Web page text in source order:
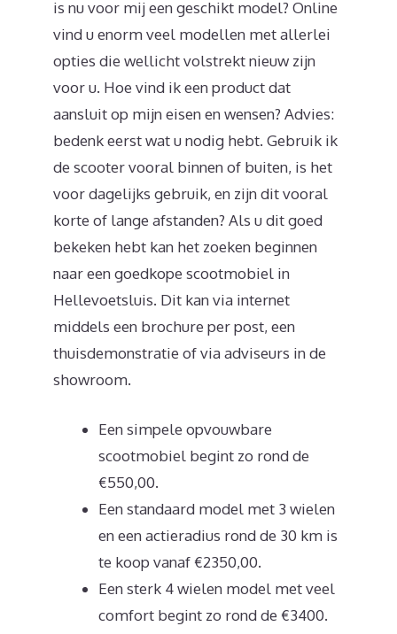
is nu voor mij een geschikt model? Online
vind u enorm veel modellen met allerlei
opties die wellicht volstrekt nieuw zijn
voor u. Hoe vind ik een product dat
aansluit op mijn eisen en wensen? Advies:
bedenk eerst wat u nodig hebt. Gebruik ik
de scooter vooral binnen of buiten, is het
voor dagelijks gebruik, en zijn dit vooral
korte of lange afstanden? Als u dit goed
bekeken hebt kan het zoeken beginnen
naar een goedkope scootmobiel in
Hellevoetsluis. Dit kan via internet
middels een brochure per post, een
thuisdemonstratie of via adviseurs in de
showroom.
Een simpele opvouwbare
scootmobiel begint zo rond de
€550,00.
Een standaard model met 3 wielen
en een actieradius rond de 30 km is
te koop vanaf €2350,00.
Een sterk 4 wielen model met veel
comfort begint zo rond de €3400.